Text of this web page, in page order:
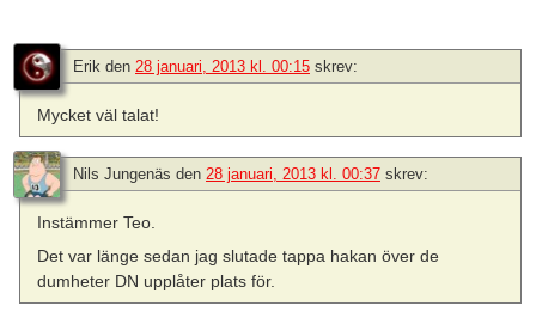
Erik den 28 januari, 2013 kl. 00:15 skrev:
Mycket väl talat!
Nils Jungenäs den 28 januari, 2013 kl. 00:37 skrev:
Instämmer Teo.
Det var länge sedan jag slutade tappa hakan över de
dumheter DN upplåter plats för.